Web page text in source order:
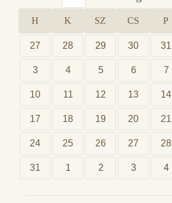
H K SZ CS P
27 28 29 30 31
3 4 5 6 7
10 11 12 13 14
17 18 19 20 21
24 25 26 27 28
31 1 2 3 4